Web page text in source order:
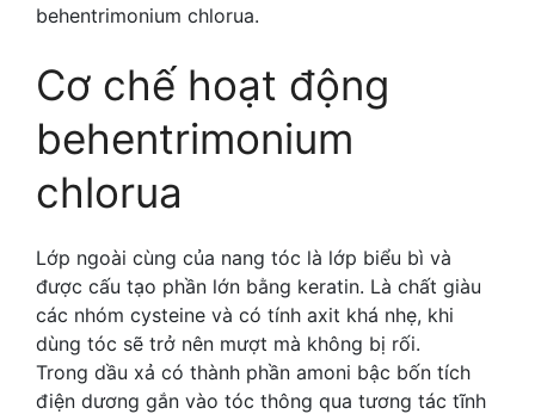
behentrimonium chlorua.
Cơ chế hoạt động
behentrimonium
chlorua
Lớp ngoài cùng của nang tóc là lớp biểu bì và
được cấu tạo phần lớn bằng keratin. Là chất giàu
các nhóm cysteine và có tính axit khá nhẹ, khi
dùng tóc sẽ trở nên mượt mà không bị rối.
Trong dầu xả có thành phần amoni bậc bốn tích
điện dương gắn vào tóc thông qua tương tác tĩnh